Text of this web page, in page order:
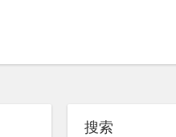
搜索